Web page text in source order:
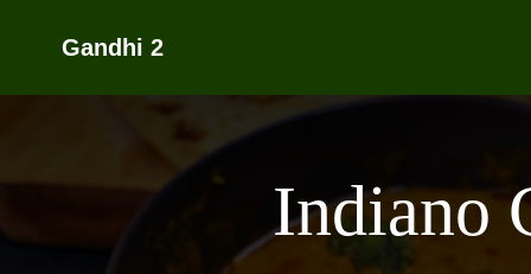
Gandhi 2
Indiano